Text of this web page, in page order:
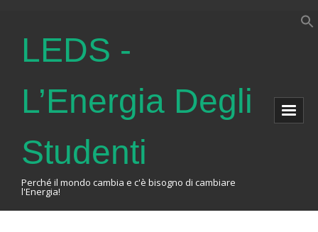
LEDS -
L’Energia Degli
Studenti
Perché il mondo cambia e c'è bisogno di cambiare
l'Energia!